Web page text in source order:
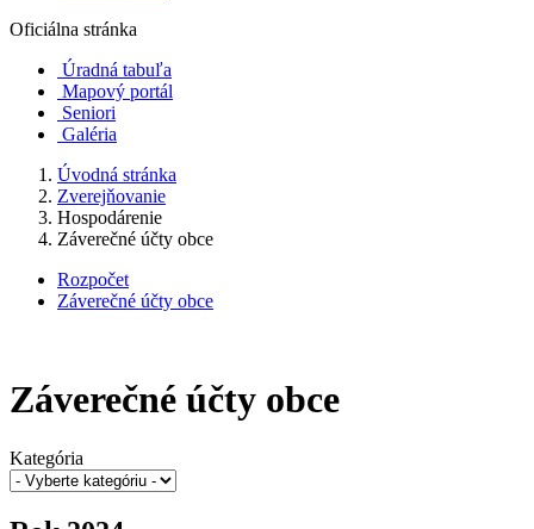
Oficiálna stránka
Úradná tabuľa
Mapový portál
Seniori
Galéria
Úvodná stránka
Zverejňovanie
Hospodárenie
Záverečné účty obce
Rozpočet
Záverečné účty obce
Záverečné účty obce
Kategória